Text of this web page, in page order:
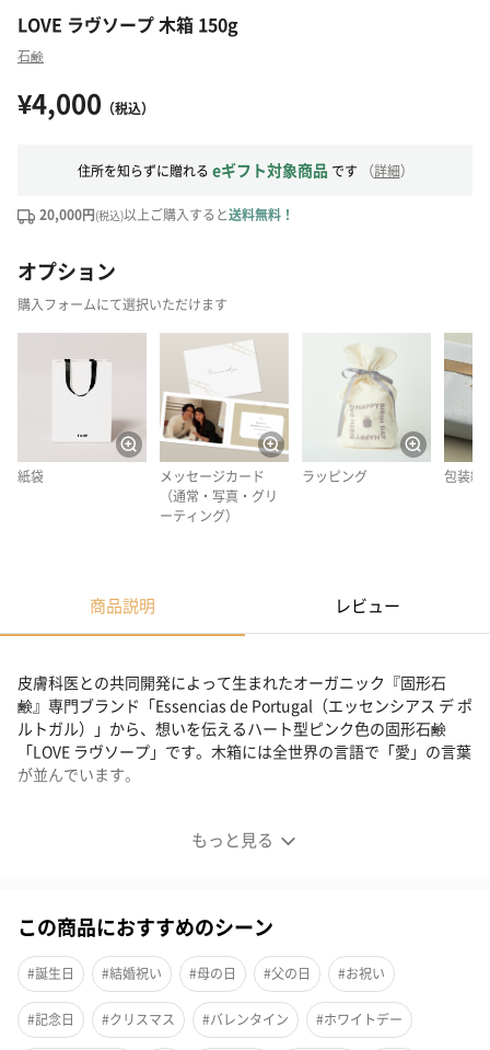
LOVE ラヴソープ 木箱 150g
石鹸
¥4,000 （税込）
住所を知らずに贈れる eギフト対象商品 です （詳細）
20,000円(税込)以上ご購入すると送料無料！
オプション
購入フォームにて選択いただけます
紙袋
メッセージカード
（通常・写真・グリ
ーティング）
ラッピング 包装紙
商品説明 レビュー
もっと見る
皮膚科医との共同開発によって生まれたオーガニック『固形石
鹸』専門ブランド「Essencias de Portugal（エッセンシアス デ ポ
ルトガル）」から、想いを伝えるハート型ピンク色の固形石鹸
「LOVE ラヴソープ」です。木箱には全世界の言語で「愛」の言葉
が並んでいます。
木箱入りハート型オーガニック石鹸
この商品におすすめのシーン
#誕生日 #結婚祝い #母の日 #父の日 #お祝い
#記念日 #クリスマス #バレンタイン #ホワイトデー